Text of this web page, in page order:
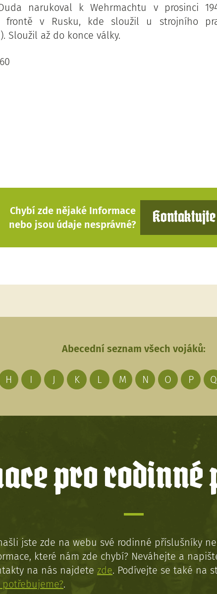
narukoval k Wehrmachtu v prosinci
frontě v Rusku, kde sloužil u strojního
Sloužil až do konce války.
Chybí zde nějaké Informace
nebo jsou údaje nesprávné?
Abecední seznam všech vojáků:
H I J K L M N O P Q
pro
jste zde na webu své rodinné příslušníky
které nám zde chybí? Neváhejte a
na nás najdete zde. Podívejte se také na
potřebujeme?.